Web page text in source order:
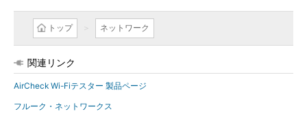
トップ ネットワーク
関連リンク
AirCheck Wi-Fiテスター 製品ページ
フルーク・ネットワークス